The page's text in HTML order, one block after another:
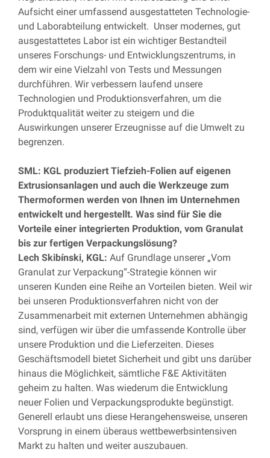
Aufsicht einer umfassend ausgestatteten Technologie-
und Laborabteilung entwickelt. Unser modernes, gut
ausgestattetes Labor ist ein wichtiger Bestandteil
unseres Forschungs- und Entwicklungszentrums, in
dem wir eine Vielzahl von Tests und Messungen
durchführen. Wir verbessern laufend unsere
Technologien und Produktionsverfahren, um die
Produktqualität weiter zu steigern und die
Auswirkungen unserer Erzeugnisse auf die Umwelt zu
begrenzen.
SML: KGL produziert Tiefzieh-Folien auf eigenen
Extrusionsanlagen und auch die Werkzeuge zum
Thermoformen werden von Ihnen im Unternehmen
entwickelt und hergestellt. Was sind für Sie die
Vorteile einer integrierten Produktion, vom Granulat
bis zur fertigen Verpackungslösung?
Lech Skibínski, KGL: Auf Grundlage unserer „Vom
Granulat zur Verpackung“-Strategie können wir
unseren Kunden eine Reihe an Vorteilen bieten. Weil wir
bei unseren Produktionsverfahren nicht von der
Zusammenarbeit mit externen Unternehmen abhängig
sind, verfügen wir über die umfassende Kontrolle über
unsere Produktion und die Lieferzeiten. Dieses
Geschäftsmodell bietet Sicherheit und gibt uns darüber
hinaus die Möglichkeit, sämtliche F&E Aktivitäten
geheim zu halten. Was wiederum die Entwicklung
neuer Folien und Verpackungsprodukte begünstigt.
Generell erlaubt uns diese Herangehensweise, unseren
Vorsprung in einem überaus wettbewerbsintensiven
Markt zu halten und weiter auszubauen.